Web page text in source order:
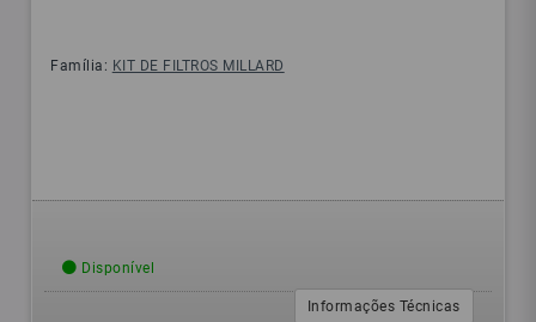
Família: KIT DE FILTROS MILLARD
Disponível
Informações Técnicas